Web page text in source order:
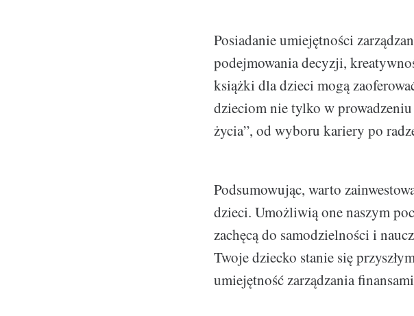
Posiadanie umiejętności
podejmowania decyzji,
książki dla dzieci mogą
dzieciom nie tylko w
życia”, od wyboru kariery po
Podsumowując, warto
dzieci. Umożliwią one naszym
zachęcą do samodzielności i
Twoje dziecko stanie się
umiejętność zarządzania